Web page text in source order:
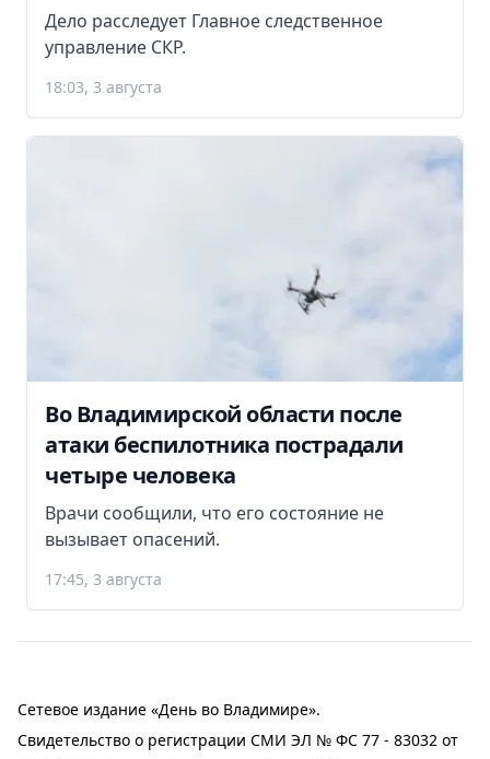
Дело расследует Главное следственное
управление СКР.
18:03, 3 августа
Во Владимирской области после
атаки беспилотника пострадали
четыре человека
Врачи сообщили, что его состояние не
вызывает опасений.
17:45, 3 августа
Сетевое издание «День во Владимире».
Свидетельство о регистрации СМИ ЭЛ № ФС 77 - 83032 от